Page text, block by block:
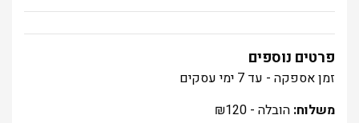
פרטים נוספים
זמן אספקה - עד 7 ימי עסקים
משלוח: הובלה - ₪120